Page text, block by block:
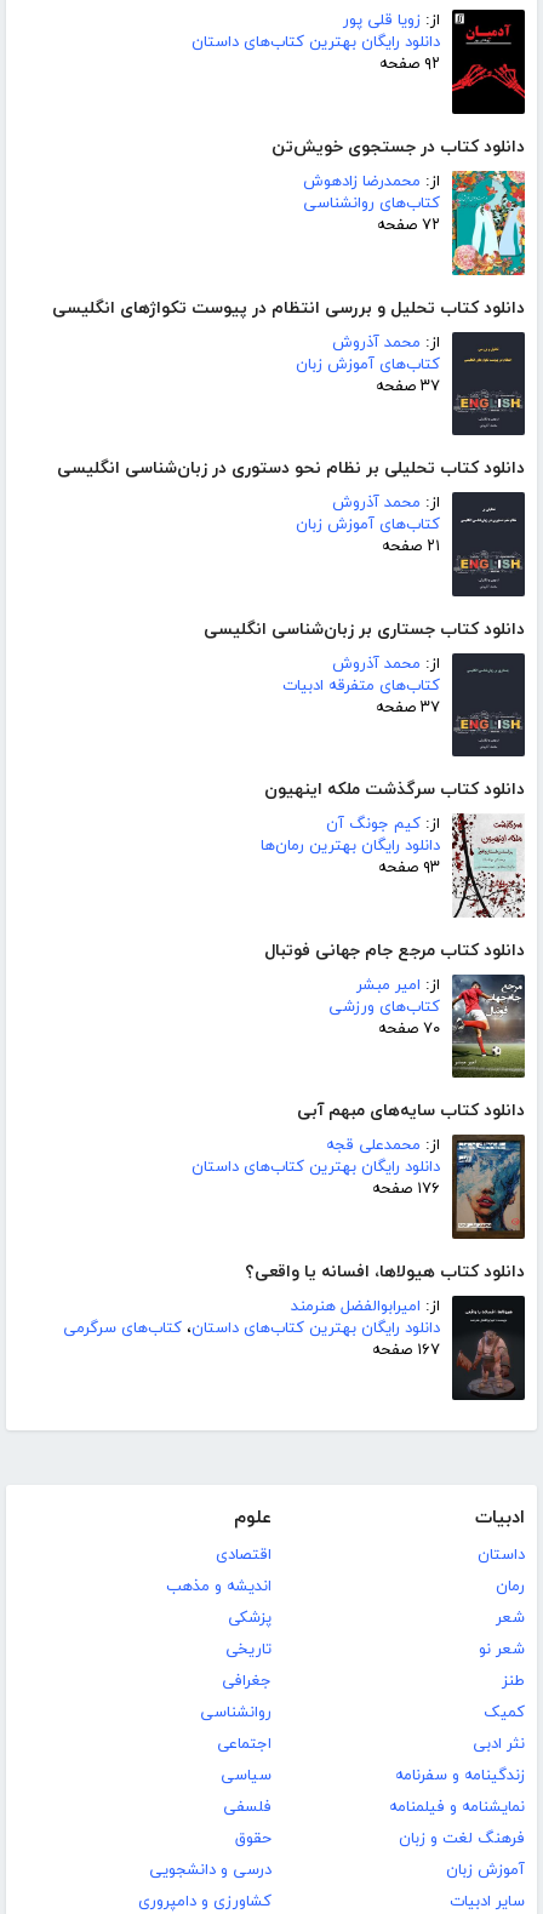
از: زویا قلی پور
دانلود رایگان بهترین کتاب‌های داستان
۹۲ صفحه
دانلود کتاب در جستجوی خویش‌تن
از: محمدرضا زادهوش
کتاب‌های روانشناسی
۷۲ صفحه
دانلود کتاب تحلیل و بررسی انتظام در پیوست تکواژهای انگلیسی
از: محمد آذروش
کتاب‌های آموزش زبان
۳۷ صفحه
دانلود کتاب تحلیلی بر نظام نحو دستوری در زبان‌شناسی انگلیسی
از: محمد آذروش
کتاب‌های آموزش زبان
۲۱ صفحه
دانلود کتاب جستاری بر زبان‌شناسی انگلیسی
از: محمد آذروش
کتاب‌های متفرقه ادبیات
۳۷ صفحه
دانلود کتاب سرگذشت ملکه اینهیون
از: کیم جونگ آن
دانلود رایگان بهترین رمان‌ها
۹۳ صفحه
دانلود کتاب مرجع جام جهانی فوتبال
از: امیر مبشر
کتاب‌های ورزشی
۷۰ صفحه
دانلود کتاب سایه‌های مبهم آبی
از: محمدعلی قجه
دانلود رایگان بهترین کتاب‌های داستان
۱۷۶ صفحه
دانلود کتاب هیولاها، افسانه یا واقعی؟
از: امیرابوالفضل هنرمند
دانلود رایگان بهترین کتاب‌های داستان، کتاب‌های سرگرمی
۱۶۷ صفحه
ادبیات
داستان
رمان
شعر
شعر نو
طنز
کمیک
نثر ادبی
زندگینامه و سفرنامه
نمایشنامه و فیلمنامه
فرهنگ لغت و زبان
آموزش زبان
سایر ادبیات
علوم
اقتصادی
اندیشه و مذهب
پزشکی
تاریخی
جغرافی
روانشناسی
اجتماعی
سیاسی
فلسفی
حقوق
درسی و دانشجویی
کشاورزی و دامپروری